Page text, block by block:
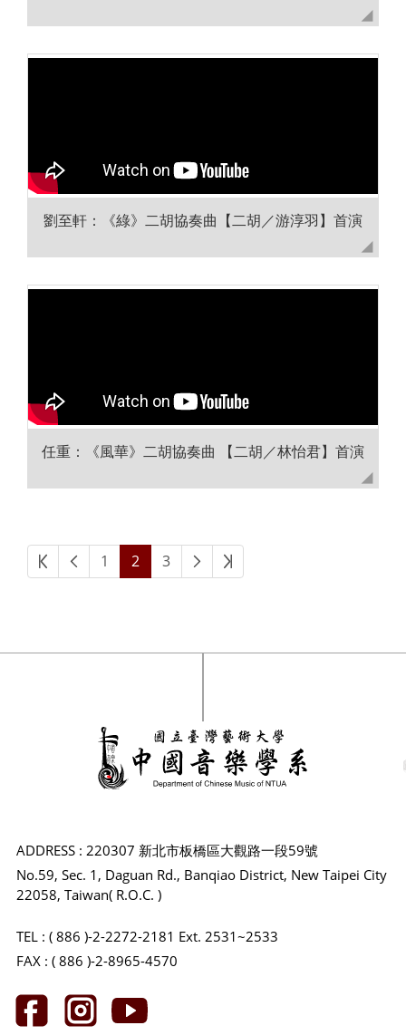
劉至軒：《綠》二胡協奏曲【二胡／游淳羽】首演
任重：《風華》二胡協奏曲 【二胡／林怡君】首演
1 2 3
ADDRESS : 220307 新北市板橋區大觀路一段59號
No.59, Sec. 1, Daguan Rd., Banqiao District, New Taipei City
22058, Taiwan( R.O.C. )
TEL : ( 886 )-2-2272-2181 Ext. 2531~2533
FAX : ( 886 )-2-8965-4570